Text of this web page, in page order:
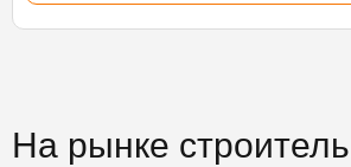
На рынке